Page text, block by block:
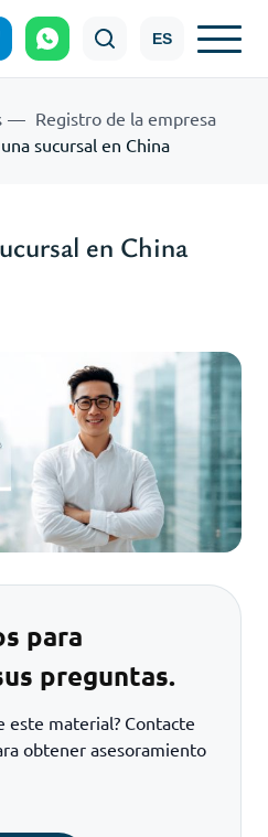
ES
Registro de la empresa
sucursal en China
en China
para
preguntas.
este material? Contacte
obtener asesoramiento